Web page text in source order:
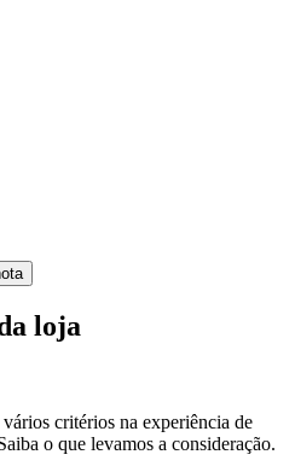
loja
critérios na experiência de
o que levamos a consideração.